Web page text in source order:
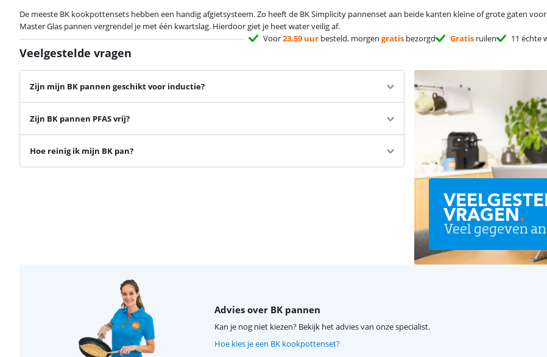
De meeste BK kookpottensets hebben een handig afgietsysteem. Zo heeft de BK Simplicity pannenset aan beide kanten kleine of grote gaten
Master Glas pannen vergrendel je met één kwartslag. Hierdoor giet je heet water veilig af.
Voor23.59 uur besteld, morgen gratis bezorgd Gratis ruilen 11 échte
Veelgestelde vragen
Zijn mijn BK pannen geschikt voor inductie?
Zijn BK pannen PFAS vrij?
Hoe reinig ik mijn BK pan?
VRAGEN.
Veel gegeven
Advies over BK pannen
Kan je nog niet kiezen? Bekijk het advies van onze specialist.
Hoe kies je een BK kookpottenset?